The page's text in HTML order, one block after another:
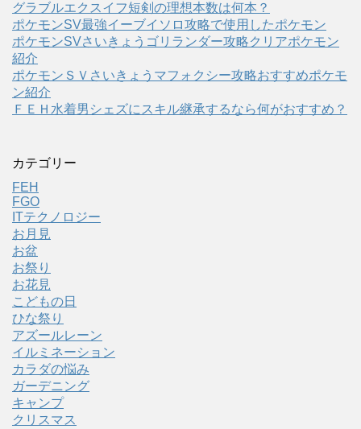
グラブルエクスイフ短剣の理想本数は何本？
ポケモンSV最強イーブイソロ攻略で使用したポケモン
ポケモンSVさいきょうゴリランダー攻略クリアポケモン
紹介
ポケモンＳＶさいきょうマフォクシー攻略おすすめポケモ
ン紹介
ＦＥＨ水着男シェズにスキル継承するなら何がおすすめ？
カテゴリー
FEH
FGO
ITテクノロジー
お月見
お盆
お祭り
お花見
こどもの日
ひな祭り
アズールレーン
イルミネーション
カラダの悩み
ガーデニング
キャンプ
クリスマス